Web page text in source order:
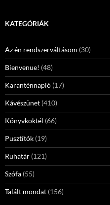
KATEGÓRIÁK
Az én rendszerváltásom (30)
Bienvenue! (48)
Karanténnapló (17)
Kávészünet (410)
Könyvkoktél (66)
Pusztítók (19)
Ruhatár (121)
Szófa (55)
Talált mondat (156)